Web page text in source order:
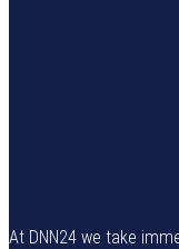
At DNN24 we take